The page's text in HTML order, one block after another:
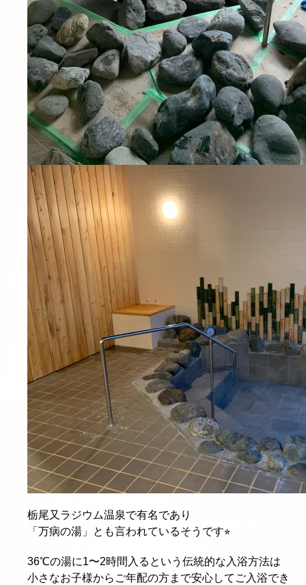
栃尾又ラジウム温泉で有名であり
「万病の湯」とも言われているそうです⭐︎
36℃の湯に1〜2時間入るという伝統的な入浴方法は
小さなお子様からご年配の方まで安心してご入浴でき